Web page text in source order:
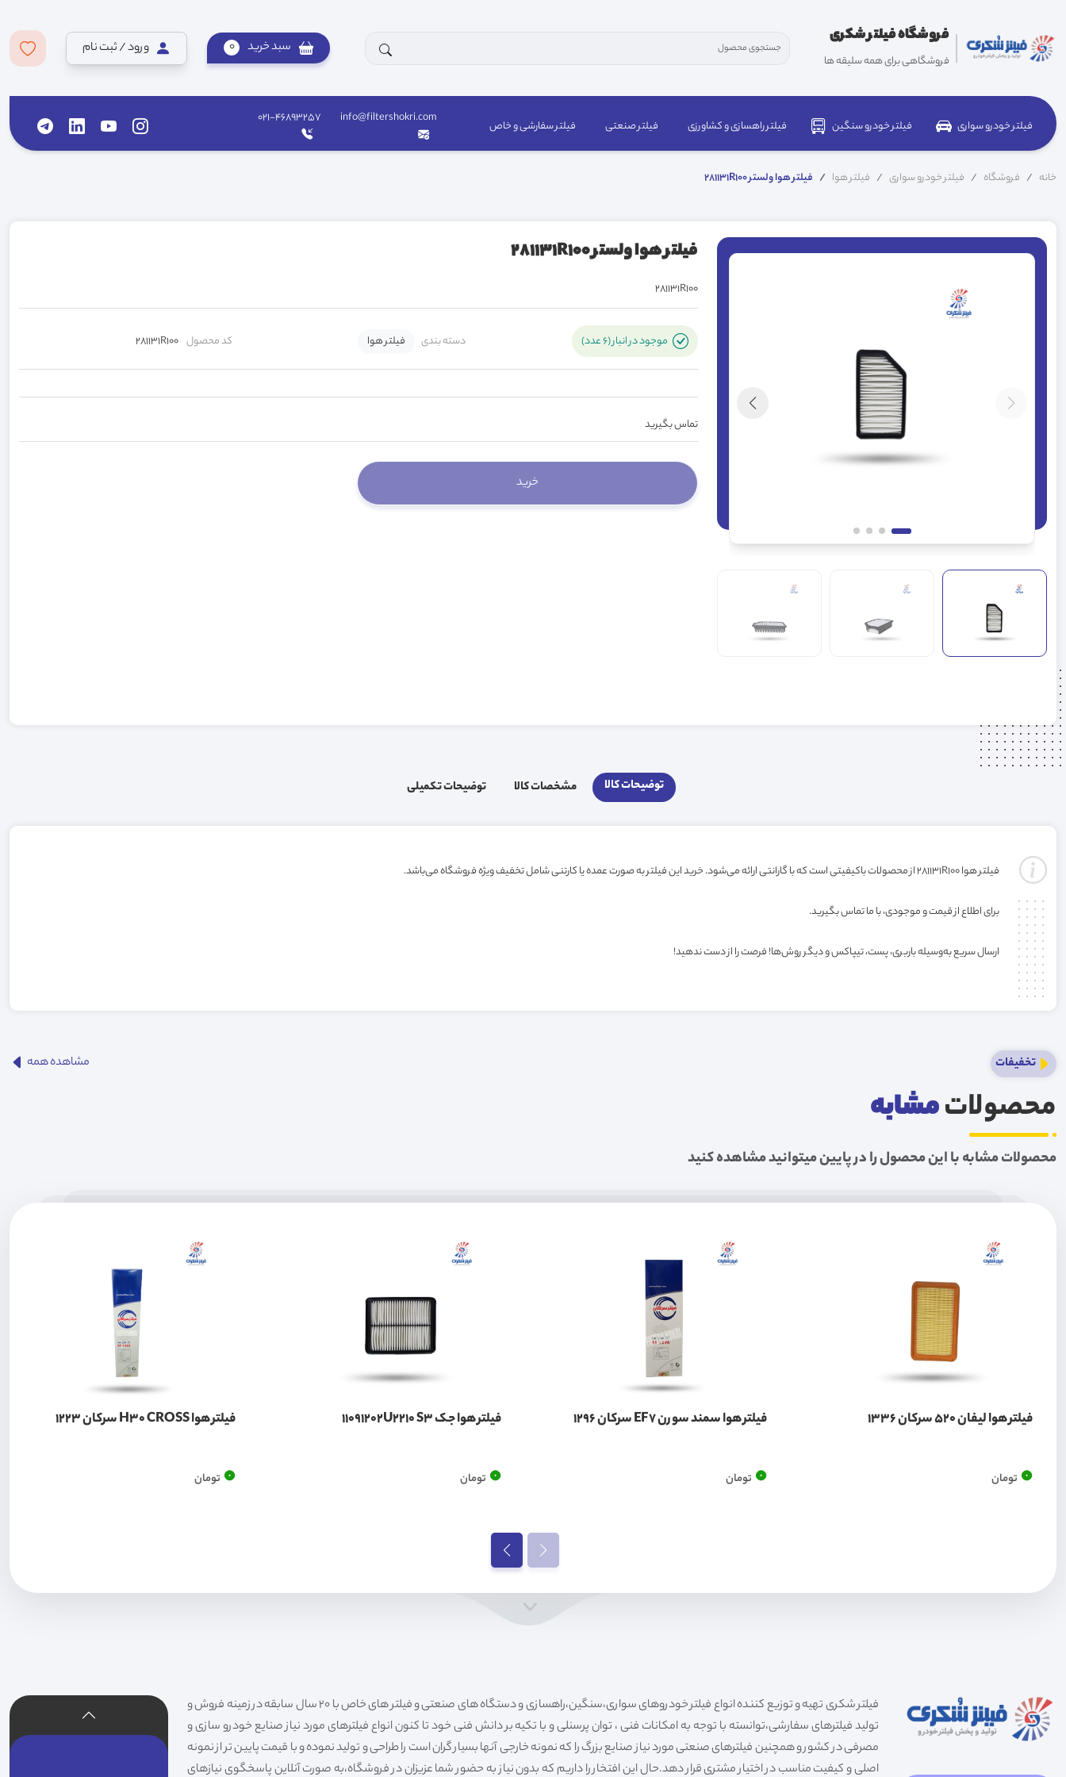
فروشگاه فیلتر شکری
فروشگاهی برای همه سلیقه ها
سبد خرید 0 ورود / ثبت نام
فیلتر خودرو سواری فیلتر خودرو سنگین فیلتر راهسازی و کشاورزی فیلتر صنعتی فیلتر سفارشی و خاص
info@filtershokri.com
021-46893257
خانه فروشگاه فیلتر خودرو سواری فیلتر هوا فیلتر هوا ولستر 281131R100
فیلتر هوا ولستر 281131R100
281131R100
موجود در انبار (6 عدد) دسته بندی فیلتر هوا کد محصول 281131R100
تماس بگیرید
توضیحات کالا مشخصات کالا توضیحات تکمیلی
فیلتر هوا 281131R100 از محصولات باکیفیتی است که با گارانتی ارائه می‌شود. خرید این فیلتر به صورت عمده یا کارتنی شامل تخفیف ویژه فروشگاه می‌باشد.
برای اطلاع از قیمت و موجودی، با ما تماس بگیرید.
ارسال سریع به‌وسیله باربری، پست، تیپاکس و دیگر روش‌ها! فرصت را از دست ندهید!
تخفیفات
محصولاتمشابه
محصولات مشابه با این محصول را در پایین میتوانید مشاهده کنید
مشاهده همه
فیلتر هوا لیفان 520 سرکان 1336
0 تومان
فیلتر هوا سمند سورن EF7 سرکان 1296
0 تومان
فیلتر هوا جک 11091202U2210 S3
0 تومان
فیلتر هوا H30 CROSS سرکان 1223
0 تومان
فیلتر شکری تهیه و توزیع کننده انواع فیلتر خودروهای سواری،سنگین،راهسازی و دستگاه های صنعتی و فیلتر های خاص با 20 سال سابقه در زمینه فروش و
تولید فیلترهای سفارشی،توانسته با توجه به امکانات فنی ، توان پرسنلی و با تکیه بر دانش فنی خود تا کنون انواع فیلترهای مورد نیاز صنایع خودرو سازی و
مصرفی در کشور و همچنین فیلترهای صنعتی مورد نیاز صنایع بزرگ را که نمونه خارجی آنها بسیار گران است را طراحی و تولید نموده و با قیمت پایین تر از نمونه
اصلی و کیفیت مناسب در اختیار مشتری قرار دهد.حال این افتخار را داریم که بدون نیاز به حضور شما عزیزان در فروشگاه،به صورت آنلاین پاسخگوی نیازهای